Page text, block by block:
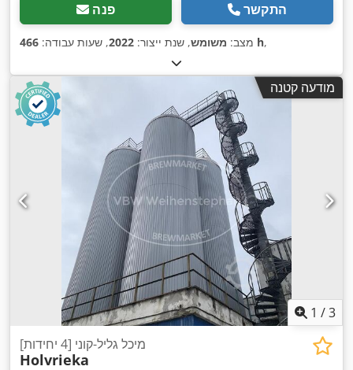
פנה התקשר
מצב: משומש, שנת ייצור: 2022, שעות עבודה: 466 h,
מודעה קטנה
1 /3
מיכל גליל-קוני [4 יחידות]
Holvrieka